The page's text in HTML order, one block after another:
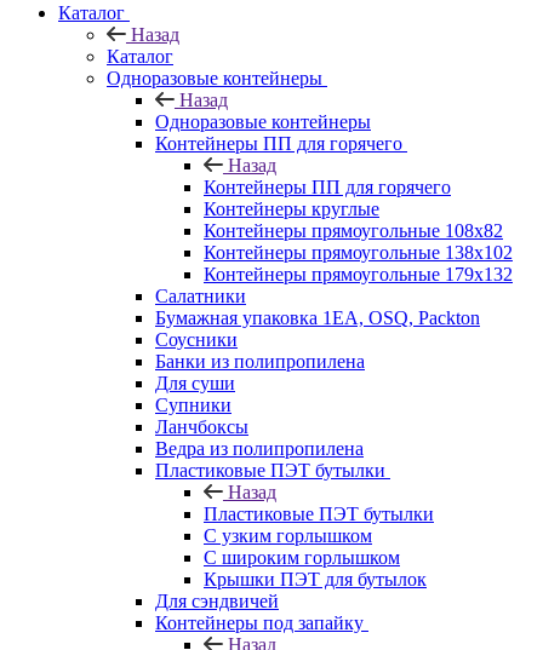
Каталог
Назад
Каталог
Одноразовые контейнеры
Назад
Одноразовые контейнеры
Контейнеры ПП для горячего
Назад
Контейнеры ПП для горячего
Контейнеры круглые
Контейнеры прямоугольные 108х82
Контейнеры прямоугольные 138х102
Контейнеры прямоугольные 179х132
Салатники
Бумажная упаковка 1ЕА, OSQ, Packton
Соусники
Банки из полипропилена
Для суши
Супники
Ланчбоксы
Ведра из полипропилена
Пластиковые ПЭТ бутылки
Назад
Пластиковые ПЭТ бутылки
С узким горлышком
С широким горлышком
Крышки ПЭТ для бутылок
Для сэндвичей
Контейнеры под запайку
Назад